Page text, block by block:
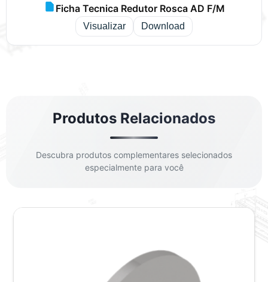
Ficha Tecnica Redutor Rosca AD F/M
Visualizar Download
Produtos Relacionados
Descubra produtos complementares selecionados
especialmente para você